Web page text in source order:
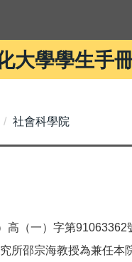
大學學生手
社會科學院
高（一）字第
所邵宗海教授為兼任